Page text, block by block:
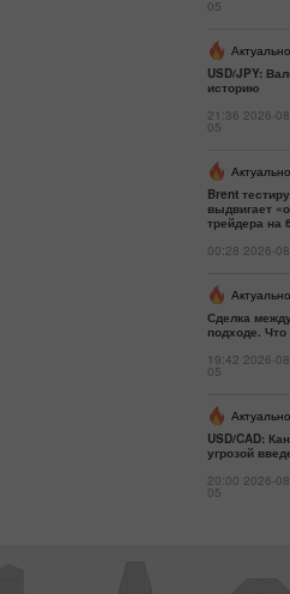
05
USD/JPY:
историю
21:36 2026-
05
Brent
выдвигает
трейдера на
00:28 2026-
Сделка
подходе.
19:42 2026-
05
USD/CAD:
угрозой
20:00 2026-
05